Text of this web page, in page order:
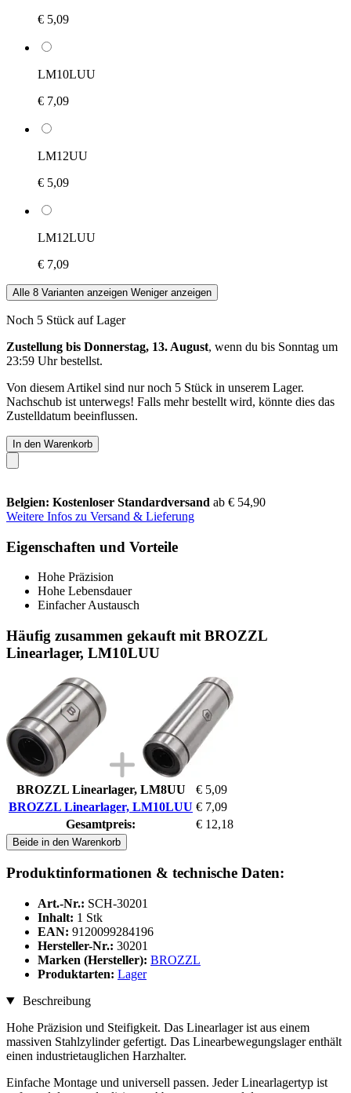
€ 5,09
LM10LUU
€ 7,09
LM12UU
€ 5,09
LM12LUU
€ 7,09
Alle 8 Varianten anzeigen Weniger anzeigen
Noch 5 Stück auf Lager
Zustellung bis Donnerstag, 13. August, wenn du bis Sonntag um
23:59 Uhrbestellst.
Von diesem Artikel sind nur noch 5 Stück in unserem Lager.
Nachschub ist unterwegs! Falls mehr bestellt wird, könnte dies das
Zustelldatum beeinflussen.
In den Warenkorb
Belgien: Kostenloser Standardversand ab € 54,90
Weitere Infos zu Versand & Lieferung
Eigenschaften und Vorteile
Hohe Präzision
Hohe Lebensdauer
Einfacher Austausch
Häufig zusammen gekauft mit BROZZL
Linearlager, LM10LUU
BROZZL Linearlager, LM8UU
€ 5,09
BROZZL Linearlager, LM10LUU € 7,09
Gesamtpreis:
€ 12,18
Beide in den Warenkorb
Produktinformationen & technische Daten:
Art.-Nr.: SCH-30201
Inhalt: 1 Stk
EAN: 9120099284196
Hersteller-Nr.: 30201
Marken (Hersteller): BROZZL
Produktarten: Lager
Beschreibung
Hohe Präzision und Steifigkeit. Das Linearlager ist aus einem
massiven Stahlzylinder gefertigt. Das Linearbewegungslager enthält
einen industrietauglichen Harzhalter.
Einfache Montage und universell passen. Jeder Linearlagertyp ist